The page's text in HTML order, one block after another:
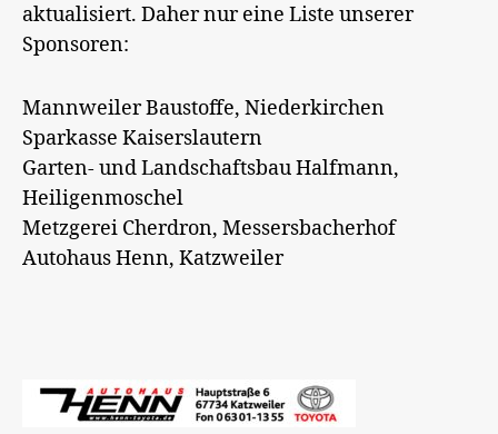
aktualisiert. Daher nur eine Liste unserer
Sponsoren:
Mannweiler Baustoffe, Niederkirchen
Sparkasse Kaiserslautern
Garten- und Landschaftsbau Halfmann,
Heiligenmoschel
Metzgerei Cherdron, Messersbacherhof
Autohaus Henn, Katzweiler